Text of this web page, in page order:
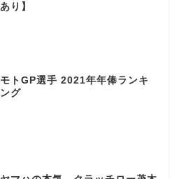
あり】
モトGP選手 2021年年俸ランキ
ング